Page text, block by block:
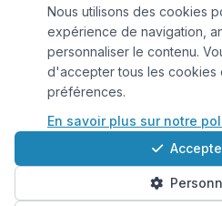
© 2026 Keejob.com. Tous
Conditions et règlement
Cookies
Qui sommes-nous?
Nous utilisons des cookies
expérience de navigation,
personnaliser le contenu.
d'accepter tous les cookies
préférences.
En savoir plus sur notre